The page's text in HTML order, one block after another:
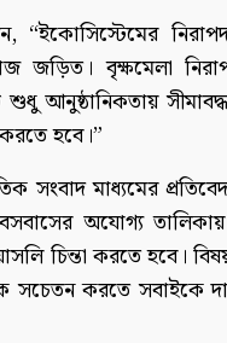
“ইকোসিস্টেমের
জড়িত। বৃক্ষমেলা
শুধু আনুষ্ঠানিকতায়
হবে।”
সংবাদ মাধ্যমের
অযোগ্য
চিন্তা করতে হবে।
সচেতন করতে সবাইকে